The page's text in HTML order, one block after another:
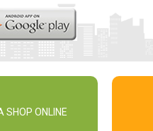
SHOP ONLINE